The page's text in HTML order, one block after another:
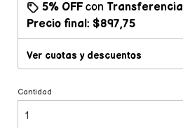
5% OFFcon Transferencia
Precio final: $897,75
Ver cuotas y descuentos
Cantidad